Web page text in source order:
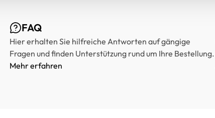
FAQ
Hier erhalten Sie hilfreiche Antworten auf gängige
Fragen und finden Unterstützung rund um Ihre Bestellung.
Mehr erfahren